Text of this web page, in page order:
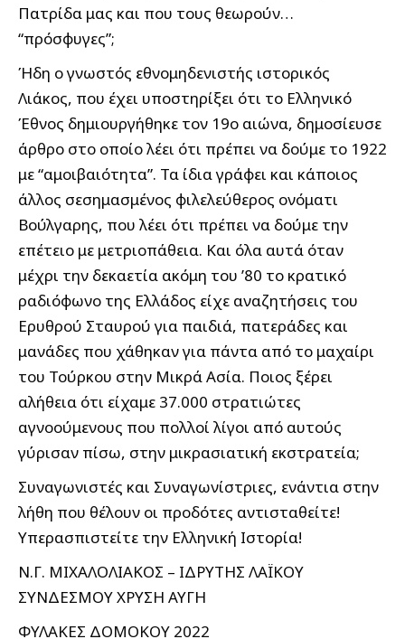
Πατρίδα μας και που τους θεωρούν…
“πρόσφυγες”;
Ήδη ο γνωστός εθνομηδενιστής ιστορικός
Λιάκος, που έχει υποστηρίξει ότι το Ελληνικό
Έθνος δημιουργήθηκε τον 19ο αιώνα, δημοσίευσε
άρθρο στο οποίο λέει ότι πρέπει να δούμε το 1922
με “αμοιβαιότητα”. Τα ίδια γράφει και κάποιος
άλλος σεσημασμένος φιλελεύθερος ονόματι
Βούλγαρης, που λέει ότι πρέπει να δούμε την
επέτειο με μετριοπάθεια. Και όλα αυτά όταν
μέχρι την δεκαετία ακόμη του ’80 το κρατικό
ραδιόφωνο της Ελλάδος είχε αναζητήσεις του
Ερυθρού Σταυρού για παιδιά, πατεράδες και
μανάδες που χάθηκαν για πάντα από το μαχαίρι
του Τούρκου στην Μικρά Ασία. Ποιος ξέρει
αλήθεια ότι είχαμε 37.000 στρατιώτες
αγνοούμενους που πολλοί λίγοι από αυτούς
γύρισαν πίσω, στην μικρασιατική εκστρατεία;
Συναγωνιστές και Συναγωνίστριες, ενάντια στην
λήθη που θέλουν οι προδότες αντισταθείτε!
Υπερασπιστείτε την Ελληνική Ιστορία!
Ν.Γ. ΜΙΧΑΛΟΛΙΑΚΟΣ – ΙΔΡΥΤΗΣ ΛΑΪΚΟΥ
ΣΥΝΔΕΣΜΟΥ ΧΡΥΣΗ ΑΥΓΗ
ΦΥΛΑΚΕΣ ΔΟΜΟΚΟΥ 2022